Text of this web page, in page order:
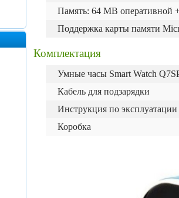
Память: 64 MB оперативной
Поддержка карты памяти
Комплектация
Умные часы Smart Watch
Кабель для подзарядки
Инструкция по эксплуатации
Коробка